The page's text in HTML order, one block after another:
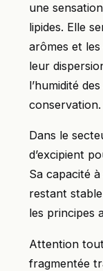
une
lipides. Elle
arômes et
leur
l’humidité
conservation.
Dans le
d’excipient
Sa capacité
restant
les principes
Attention
fragmentée